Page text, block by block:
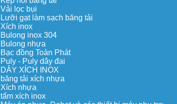
Vải lọc bụi
Lưỡi gạt làm sạch băng tải
Xích inox
Bulong inox 304
Bulong nhựa
Bạc đồng Toàn Phát
Puly - Puly dây đai
DÂY XÍCH INOX
băng tải xích nhựa
Xích nhựa
tấm xích inox